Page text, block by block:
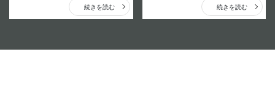
続きを読む 続きを読む